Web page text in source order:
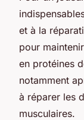
et à la
pour
en protéines
notamment
à réparer les
musculaires.